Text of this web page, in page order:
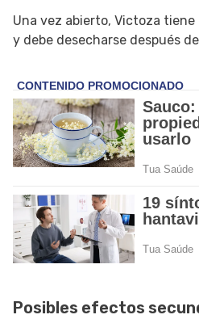
Una vez abierto, Victoza
y debe desecharse después
Posibles efectos